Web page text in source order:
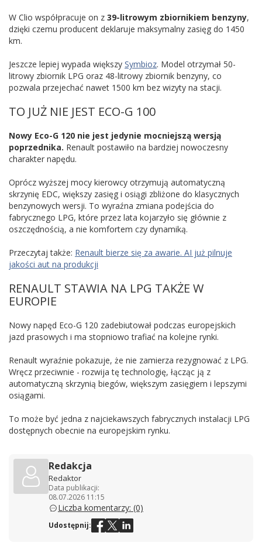
W Clio współpracuje on z 39-litrowym zbiornikiem benzyny,
dzięki czemu producent deklaruje maksymalny zasięg do 1450
km.
Jeszcze lepiej wypada większy Symbioz. Model otrzymał 50-
litrowy zbiornik LPG oraz 48-litrowy zbiornik benzyny, co
pozwala przejechać nawet 1500 km bez wizyty na stacji.
TO JUŻ NIE JEST ECO-G 100
Nowy Eco-G 120 nie jest jedynie mocniejszą wersją
poprzednika. Renault postawiło na bardziej nowoczesny
charakter napędu.
Oprócz wyższej mocy kierowcy otrzymują automatyczną
skrzynię EDC, większy zasięg i osiągi zbliżone do klasycznych
benzynowych wersji. To wyraźna zmiana podejścia do
fabrycznego LPG, które przez lata kojarzyło się głównie z
oszczędnością, a nie komfortem czy dynamiką.
Przeczytaj także: Renault bierze się za awarie. AI już pilnuje
jakości aut na produkcji
RENAULT STAWIA NA LPG TAKŻE W
EUROPIE
Nowy napęd Eco-G 120 zadebiutował podczas europejskich
jazd prasowych i ma stopniowo trafiać na kolejne rynki.
Renault wyraźnie pokazuje, że nie zamierza rezygnować z LPG.
Wręcz przeciwnie - rozwija tę technologię, łącząc ją z
automatyczną skrzynią biegów, większym zasięgiem i lepszymi
osiągami.
To może być jedna z najciekawszych fabrycznych instalacji LPG
dostępnych obecnie na europejskim rynku.
Redakcja
Redaktor
Data publikacji:
08.07.2026 11:15
Liczba komentarzy: (0)
Udostępnij: